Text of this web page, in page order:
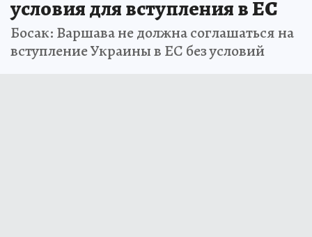
условия для вступления в ЕС
Босак: Варшава не должна соглашаться на
вступление Украины в ЕС без условий